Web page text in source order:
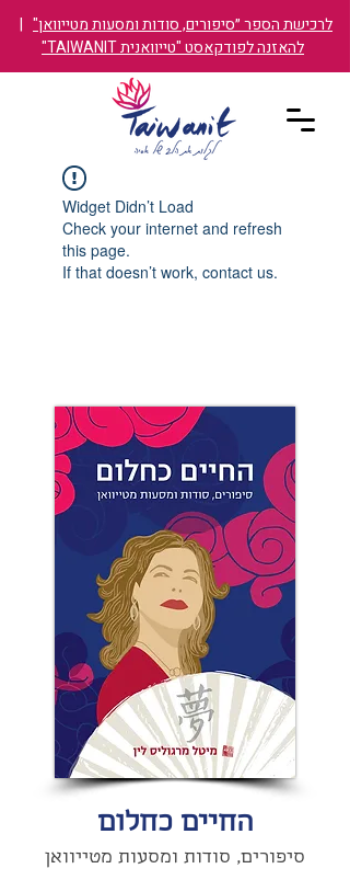
לרכישת הספר ״סיפורים, סודות ומסעות מטייוואן" |
להאזנה לפודקאסט "טייוואנית TAIWANIT"
Widget Didn’t Load
Check your internet and refresh
this page.
If that doesn’t work, contact us.
החיים כחלום
סיפורים, סודות ומסעות מטייוואן